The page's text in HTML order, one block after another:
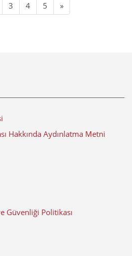
3 4 5 »
Hakkında Aydınlatma Metni
Güvenliği Politikası